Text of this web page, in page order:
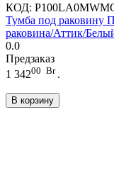
КОД:
Тумба под раковину
раковина/Аттик/
0.0
Предзаказ
1 34200 Br .
В корзину